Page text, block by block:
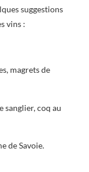
suggestions
vins :
magrets de
sanglier, coq au
de Savoie.